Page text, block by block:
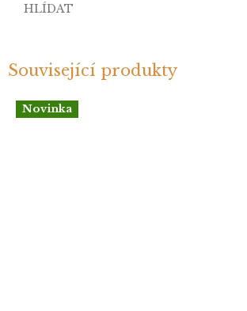
HLÍDAT
Související produkty
Novinka